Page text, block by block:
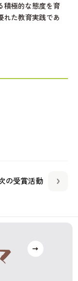
積極的な態度を育
れた教育実践であ
の受賞活動